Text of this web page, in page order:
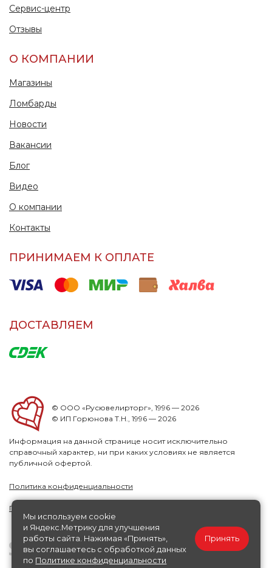
Сервис-центр
Отзывы
О КОМПАНИИ
Магазины
Ломбарды
Новости
Вакансии
Блог
Видео
О компании
Контакты
ПРИНИМАЕМ К ОПЛАТЕ
ДОСТАВЛЯЕМ
© ООО «Русювелирторг», 1996 — 2026
© ИП Горюнова Т.Н., 1996 — 2026
Информация на данной странице носит исключительно
справочный характер, ни при каких условиях не является
публичной офертой.
Политика конфиденциальности
Публичная офера
Мы используем cookie
и Яндекс.Метрику для улучшения
работы сайта. Нажимая «Принять»,
вы соглашаетесь с обработкой данных
по Политике конфиденциальности
Принять